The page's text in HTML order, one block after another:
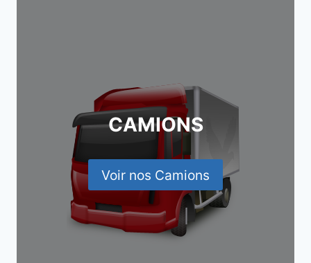
CAMIONS
Voir nos Camions